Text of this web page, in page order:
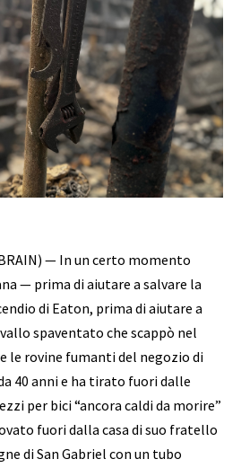
— In un certo momento
— prima di aiutare a salvare la
di Eaton, prima di aiutare a
spaventato che scappò nel
le rovine fumanti del negozio di
40 anni e ha tirato fuori dalle
per bici “ancora caldi da morire”
fuori dalla casa di suo fratello
di San Gabriel con un tubo